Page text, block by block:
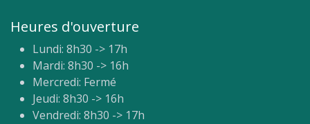
Heures d'ouverture
Lundi: 8h30 -> 17h
Mardi: 8h30 -> 16h
Mercredi: Fermé
Jeudi: 8h30 -> 16h
Vendredi: 8h30 -> 17h